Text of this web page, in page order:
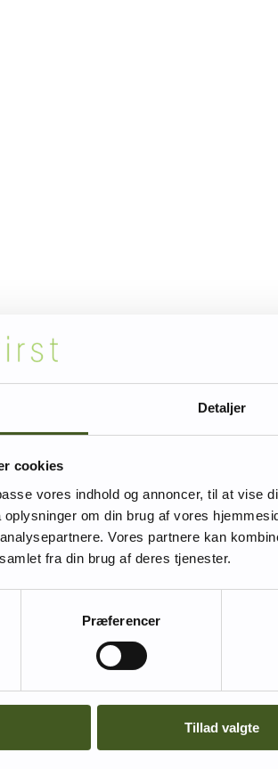
Detaljer
cookies
vores indhold og annoncer, til at vise
om din brug af vores
Vores partnere kan
fra din brug af deres tjenester.
Præferencer
Tillad valgte